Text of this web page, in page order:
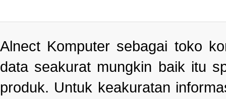
Alnect Komputer sebagai toko
data seakurat mungkin baik itu
produk. Untuk keakuratan